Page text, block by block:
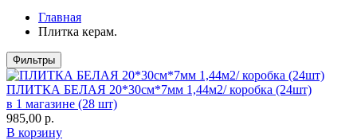
Главная
Плитка керам.
Фильтры
ПЛИТКА БЕЛАЯ 20*30см*7мм 1,44м2/ коробка (24шт)
в 1 магазине (28 шт)
985,00 р.
В корзину